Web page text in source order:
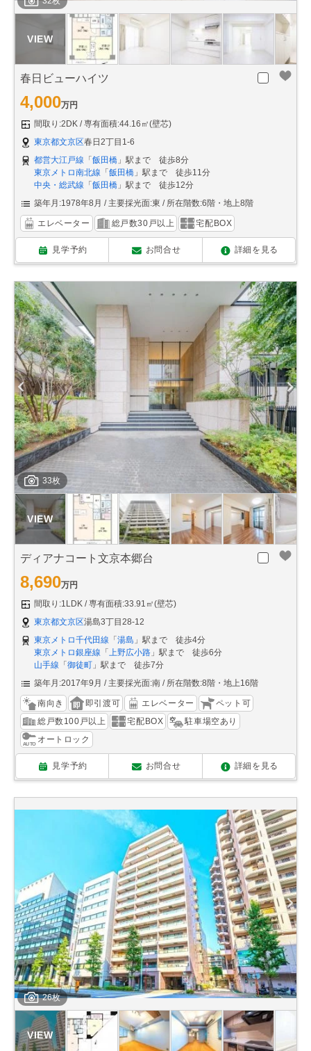
春日ビューハイツ
4,000万円
間取り:2DK
専有面積:44.16㎡(壁芯)
東京都文京区春日2丁目1-6
都営大江戸線 「 飯田橋 」駅まで 徒歩8分
東京メトロ南北線 「 飯田橋 」駅まで 徒歩11分
中央・総武線 「 飯田橋 」駅まで 徒歩12分
築年月:1978年8月
主要採光面:東 所在階数:6階・地上8階
エレベーター 総戸数30戸以上 宅配BOX
見学予約 お問合せ 詳細を見る
33枚
ディアナコート文京本郷台
8,690万円
間取り:1LDK
専有面積:33.91㎡(壁芯)
東京都文京区湯島3丁目28-12
東京メトロ千代田線 「 湯島 」駅まで 徒歩4分
東京メトロ銀座線 「 上野広小路 」駅まで 徒歩6分
山手線 「 御徒町 」駅まで 徒歩7分
築年月:2017年9月
主要採光面:南 所在階数:8階・地上16階
南向き 即引渡可 エレベーター
ペット可
総戸数100戸以上
宅配BOX
駐車場空あり
オートロック
見学予約 お問合せ 詳細を見る
26枚